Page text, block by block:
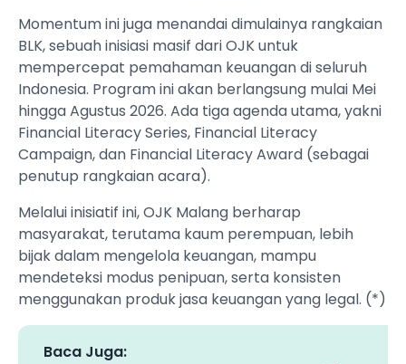
Momentum ini juga menandai dimulainya rangkaian
BLK, sebuah inisiasi masif dari OJK untuk
mempercepat pemahaman keuangan di seluruh
Indonesia. Program ini akan berlangsung mulai Mei
hingga Agustus 2026. Ada tiga agenda utama, yakni
Financial Literacy Series, Financial Literacy
Campaign, dan Financial Literacy Award (sebagai
penutup rangkaian acara).
Melalui inisiatif ini, OJK Malang berharap
masyarakat, terutama kaum perempuan, lebih
bijak dalam mengelola keuangan, mampu
mendeteksi modus penipuan, serta konsisten
menggunakan produk jasa keuangan yang legal. (*)
Baca Juga: